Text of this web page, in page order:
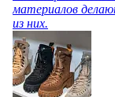
материалов
из них.